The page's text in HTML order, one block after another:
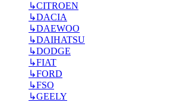
↳CITROEN
↳DACIA
↳DAEWOO
↳DAIHATSU
↳DODGE
↳FIAT
↳FORD
↳FSO
↳GEELY